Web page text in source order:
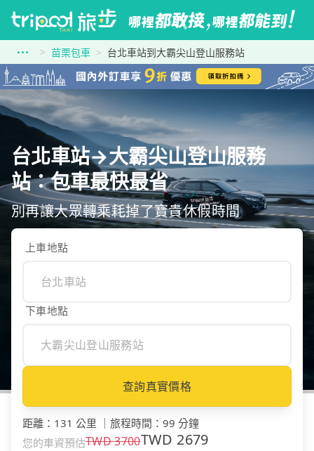
苗栗包車 台北車站到大霸尖山登山服務站
台北車站→大霸尖山登山服務
站：包車最快最省
別再讓大眾轉乘耗掉了寶貴休假時間
上車地點
下車地點
查詢真實價格
距離 ： 131 公里 旅程時間 ： 99 分鐘
您的車資預估TWD3700TWD 2679